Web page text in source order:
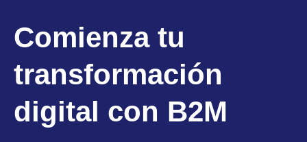
Comienza tu
transformación
digital con B2M